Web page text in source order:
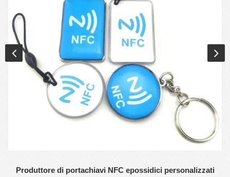
Produttore di portachiavi NFC epossidici personalizzati